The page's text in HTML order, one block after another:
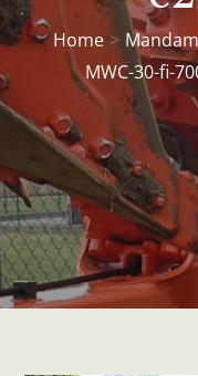
Home Mandam
MWC-30-fi-